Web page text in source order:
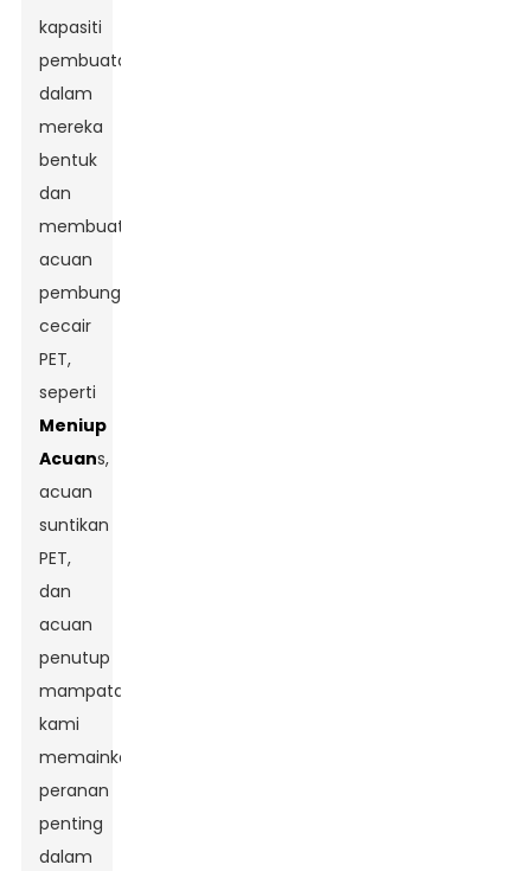
kapasiti
pembuatan
dalam
mereka
bentuk
dan
membuat
acuan
pembungkusan
cecair
PET,
seperti
Meniup
Acuans,
acuan
suntikan
PET,
dan
acuan
penutup
mampatan,
kami
memainkan
peranan
penting
dalam